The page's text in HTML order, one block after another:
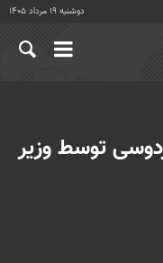
دوشنبه ۱۹ مرداد ۱۴۰۵
توسط وزیر